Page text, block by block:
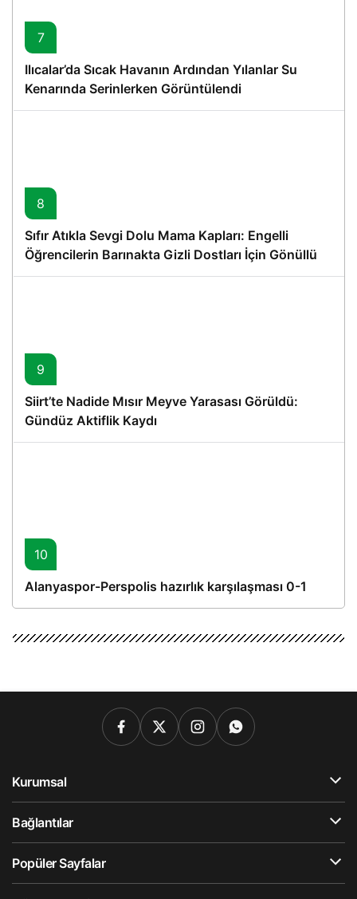
7
Ilıcalar’da Sıcak Havanın Ardından Yılanlar Su
Kenarında Serinlerken Görüntülendi
8
Sıfır Atıkla Sevgi Dolu Mama Kapları: Engelli
Öğrencilerin Barınakta Gizli Dostları İçin Gönüllü
Proje
9
Siirt’te Nadide Mısır Meyve Yarasası Görüldü:
Gündüz Aktiflik Kaydı
10
Alanyaspor-Perspolis hazırlık karşılaşması 0-1
Kurumsal
Bağlantılar
Popüler Sayfalar